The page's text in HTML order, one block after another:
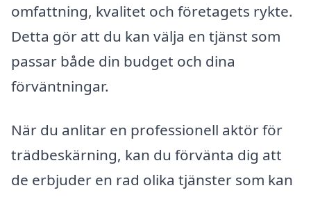
omfattning, kvalitet och företagets rykte.
Detta gör att du kan välja en tjänst som
passar både din budget och dina
förväntningar.
När du anlitar en professionell aktör för
trädbeskärning, kan du förvänta dig att
de erbjuder en rad olika tjänster som kan